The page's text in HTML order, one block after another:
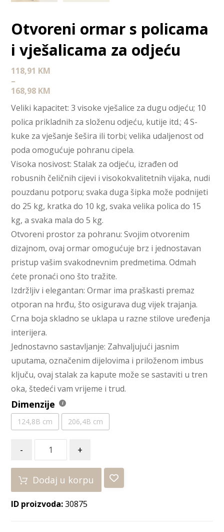
Otvoreni ormar s policama
i vješalicama za odjeću
118,91 KM
–
168,98 KM
Veliki kapacitet: 3 visoke vješalice za dugu odjeću; 10
polica prikladnih za složenu odjeću, kutije itd.; 4 S-
kuke za vješanje šešira ili torbi; velika udaljenost od
poda omogućuje pohranu cipela.
Visoka nosivost: Stalak za odjeću, izrađen od
robusnih čeličnih cijevi i visokokvalitetnih vijaka, nudi
pouzdanu potporu; svaka duga šipka može podnijeti
do 25 kg, kratka do 10 kg, svaka velika polica do 15
kg, a svaka mala do 5 kg.
Otvoreni prostor za pohranu: Svojim otvorenim
dizajnom, ovaj ormar omogućuje brz i jednostavan
pristup vašim svakodnevnim predmetima. Odmah
ćete pronaći ono što tražite.
Izdržljiv i elegantan: Ormar ima praškasti premaz
otporan na hrđu, što osigurava dug vijek trajanja.
Crna boja skladno se uklapa u razne stilove uređenja
interijera.
Jednostavno sastavljanje: Zahvaljujući jasnim
uputama, označenim dijelovima i priloženom imbus
ključu, ovaj stalak za kapute može se sastaviti u tren
oka, štedeći vam vrijeme i trud.
Dimenzije
124,8B cm 206,4B cm
- +
Dodaj u korpu
ID proizvoda:30875